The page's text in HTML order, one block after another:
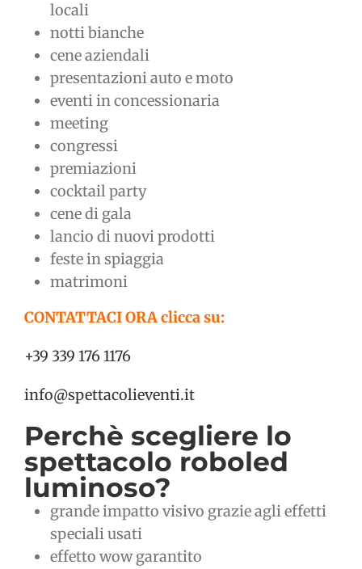
locali
notti bianche
cene aziendali
presentazioni auto e moto
eventi in concessionaria
meeting
congressi
premiazioni
cocktail party
cene di gala
lancio di nuovi prodotti
feste in spiaggia
matrimoni
CONTATTACI ORA clicca su:
+39 339 176 1176
info@spettacolieventi.it
Perchè scegliere lo
spettacolo roboled
luminoso?
grande impatto visivo grazie agli effetti
speciali usati
effetto wow garantito